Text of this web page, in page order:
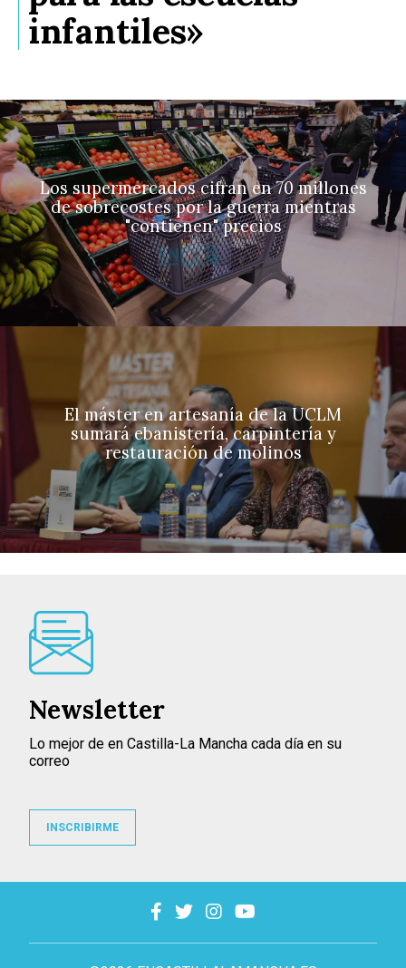
infantiles»
Los supermercados cifran en 70 millones
de sobrecostes por la guerra mientras
"contienen" precios
El máster en artesanía de la UCLM
sumará ebanistería, carpintería y
restauración de molinos
Newsletter
Lo mejor de en Castilla-La Mancha cada día en su
correo
INSCRIBIRME